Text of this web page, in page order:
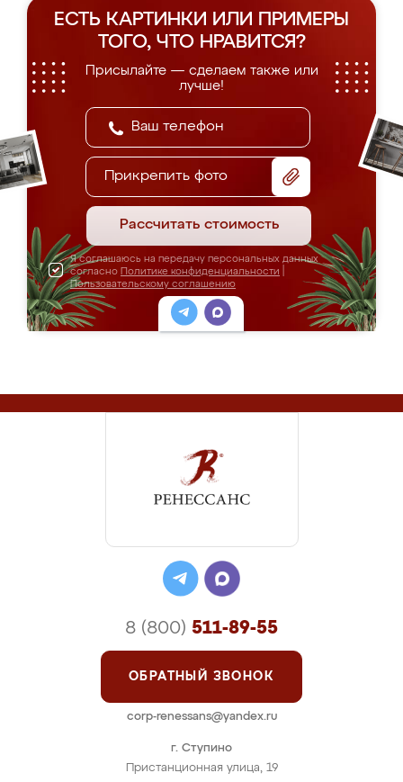
ЕСТЬ КАРТИНКИ ИЛИ ПРИМЕРЫ
ТОГО, ЧТО НРАВИТСЯ?
Присылайте — сделаем также или
лучше!
Прикрепить фото
Рассчитать стоимость
Я соглашаюсь на передачу персональных данных
согласно Политике конфиденциальности
Пользовательскому соглашению
г. Ступино
Пристанционная улица, 19
8 (800) 511-89-55
ОБРАТНЫЙ ЗВОНОК
corp-renessans@yandex.ru